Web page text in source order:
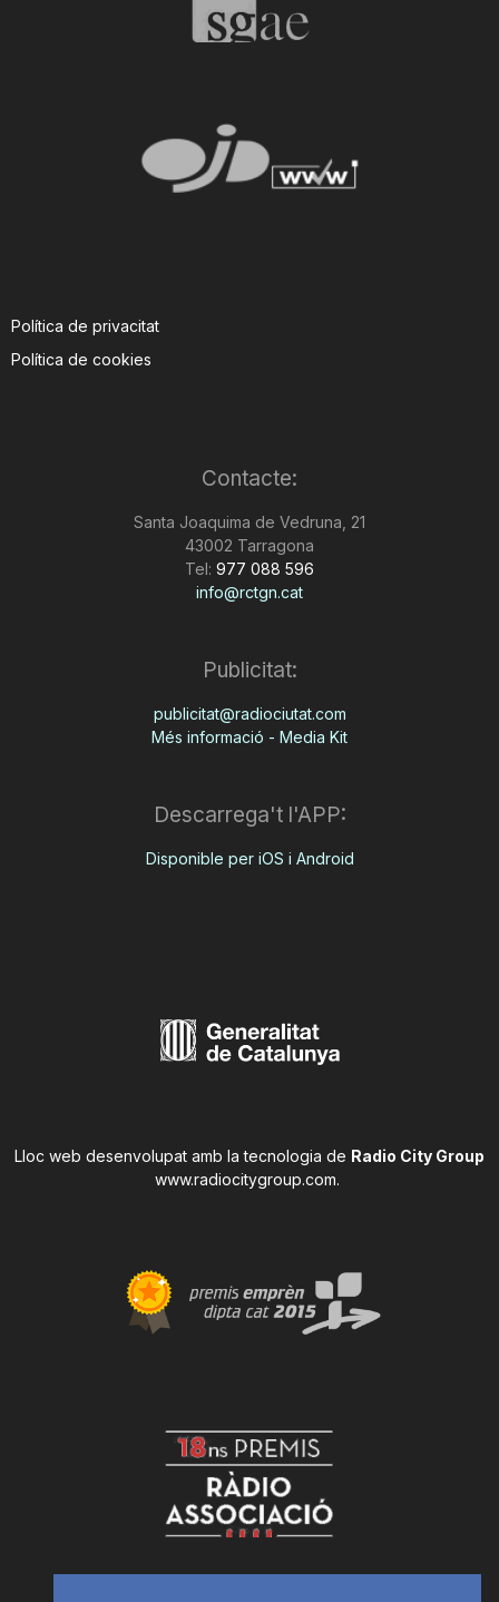
Política de privacitat
Política de cookies
Contacte:
Santa Joaquima de Vedruna, 21
43002 Tarragona
Tel: 977 088 596
info@rctgn.cat
Publicitat:
publicitat@radiociutat.com
Més informació - Media Kit
Descarrega't l'APP:
Disponible per iOS i Android
Lloc web desenvolupat amb la tecnologia de Radio City Group
www.radiocitygroup.com.